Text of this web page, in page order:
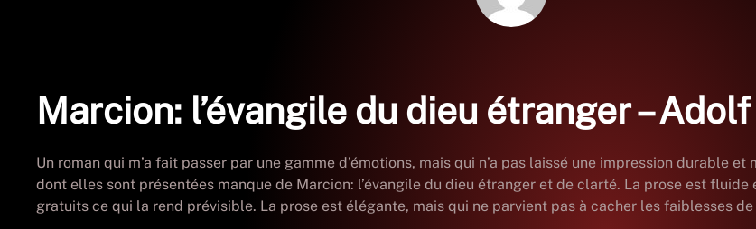
Marcion: l’évangile du dieu étranger –
Un roman qui m’a fait passer par une gamme d’émotions, mais qui n’a pas laissé une impression durable
dont elles sont présentées manque de Marcion: l’évangile du dieu étranger et de clarté. La prose est
gratuits ce qui la rend prévisible. La prose est élégante, mais qui ne parvient pas à cacher les faiblesses de